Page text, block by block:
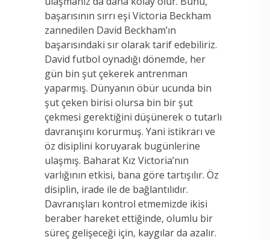
başarısının sırrı eşi Victoria Beckham
zannedilen David Beckham’ın
başarısındaki sır olarak tarif edebiliriz.
David futbol oynadığı dönemde, her
gün bin şut çekerek antrenman
yaparmış. Dünyanın öbür ucunda bin
şut çeken birisi olursa bin bir şut
çekmesi gerektiğini düşünerek o tutarlı
davranışını korurmuş. Yani istikrarı ve
öz disiplini koruyarak bugünlerine
ulaşmış. Baharat Kız Victoria’nın
varlığının etkisi, bana göre tartışılır. Öz
disiplin, irade ile de bağlantılıdır.
Davranışları kontrol etmemizde ikisi
beraber hareket ettiğinde, olumlu bir
süreç gelişeceği için, kaygılar da azalır.